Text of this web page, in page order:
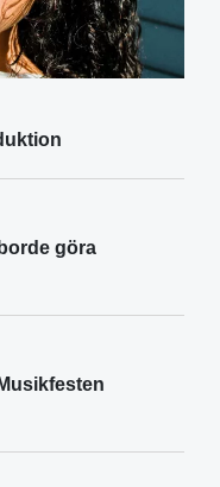
göra